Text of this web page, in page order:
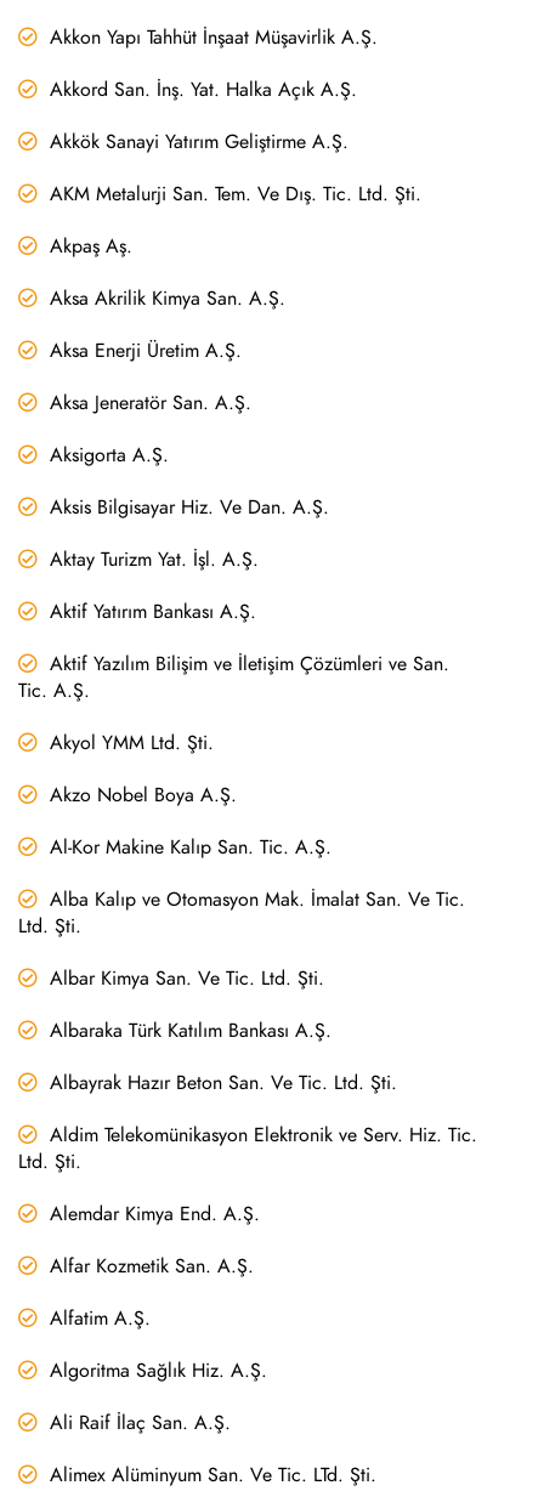
Akkon Yapı Tahhüt İnşaat Müşavirlik A.Ş.
Akkord San. İnş. Yat. Halka Açık A.Ş.
Akkök Sanayi Yatırım Geliştirme A.Ş.
AKM Metalurji San. Tem. Ve Dış. Tic. Ltd. Şti.
Akpaş Aş.
Aksa Akrilik Kimya San. A.Ş.
Aksa Enerji Üretim A.Ş.
Aksa Jeneratör San. A.Ş.
Aksigorta A.Ş.
Aksis Bilgisayar Hiz. Ve Dan. A.Ş.
Aktay Turizm Yat. İşl. A.Ş.
Aktif Yatırım Bankası A.Ş.
Aktif Yazılım Bilişim ve İletişim Çözümleri ve San.
Tic. A.Ş.
Akyol YMM Ltd. Şti.
Akzo Nobel Boya A.Ş.
Al-Kor Makine Kalıp San. Tic. A.Ş.
Alba Kalıp ve Otomasyon Mak. İmalat San. Ve Tic.
Ltd. Şti.
Albar Kimya San. Ve Tic. Ltd. Şti.
Albaraka Türk Katılım Bankası A.Ş.
Albayrak Hazır Beton San. Ve Tic. Ltd. Şti.
Aldim Telekomünikasyon Elektronik ve Serv. Hiz. Tic.
Ltd. Şti.
Alemdar Kimya End. A.Ş.
Alfar Kozmetik San. A.Ş.
Alfatim A.Ş.
Algoritma Sağlık Hiz. A.Ş.
Ali Raif İlaç San. A.Ş.
Alimex Alüminyum San. Ve Tic. LTd. Şti.